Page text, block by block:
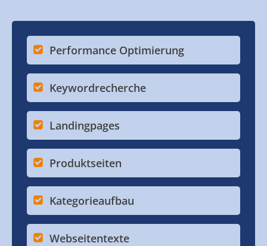
Performance Optimierung
Keywordrecherche
Landingpages
Produktseiten
Kategorieaufbau
Webseitentexte